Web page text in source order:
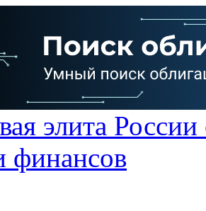
элита
финансов